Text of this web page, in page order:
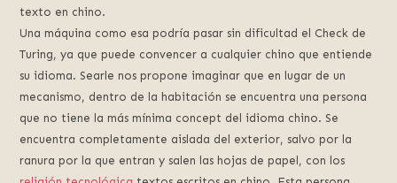
texto en chino.
Una máquina como esa podría pasar sin dificultad el Check de
Turing, ya que puede convencer a cualquier chino que entiende
su idioma. Searle nos propone imaginar que en lugar de un
mecanismo, dentro de la habitación se encuentra una persona
que no tiene la más mínima concept del idioma chino. Se
encuentra completamente aislada del exterior, salvo por la
ranura por la que entran y salen las hojas de papel, con los